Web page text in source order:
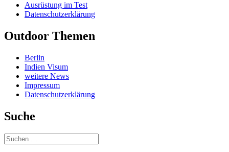
Ausrüstung im Test
Datenschutzerklärung
Outdoor Themen
Berlin
Indien Visum
weitere News
Impressum
Datenschutzerklärung
Suche
Suchen
nach: